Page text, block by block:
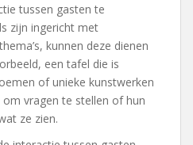
tussen gasten te
zijn ingericht met
kunnen deze dienen
een tafel die is
of unieke kunstwerken
vragen te stellen of hun
ze zien.